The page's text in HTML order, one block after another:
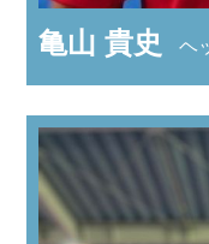
亀山 貴史 ヘ